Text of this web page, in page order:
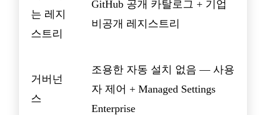
는 레지
스트리
GitHub 공개 카탈로그 + 기업
비공개 레지스트리
거버넌
스
조용한 자동 설치 없음 — 사용
자 제어 + Managed Settings
Enterprise